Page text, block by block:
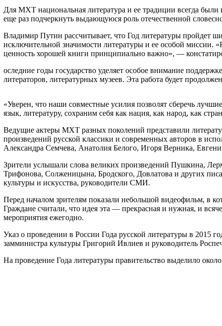
Для МХТ национальная литература и ее традиции всегда были
еще раз подчеркнуть выдающуюся роль отечественной
Владимир Путин рассчитывает, что Год литературы пройдет
исключительной значимости литературы и ее особой
ценность хорошей книги принципиально важно», —
оследние годы государство уделяет особое внимание
литераторов, литературных музеев. Эта работа будет
«Уверен, что наши совместные усилия позволят сберечь
язык, литературу, сохраним себя как нация, как народ, как
Ведущие актеры МХТ разных поколений представили
произведений русской классики и современных авторов в
Александра Семчева, Анатолия Белого, Игоря Верника,
Зрители услышали слова великих произведений Пушкина,
Трифонова, Солженицына, Бродского, Довлатова и других
культуры и искусства, руководители СМИ.
Перед началом зрителям показали небольшой видеофильм, в
Граждане считали, что идея эта — прекрасная и нужная, и
мероприятия ежегодно.
Указ о проведении в России Года русской литературы в 2015
замминистра культуры Григорий Ивлиев и руководитель
На проведение Года литературы правительство выделило